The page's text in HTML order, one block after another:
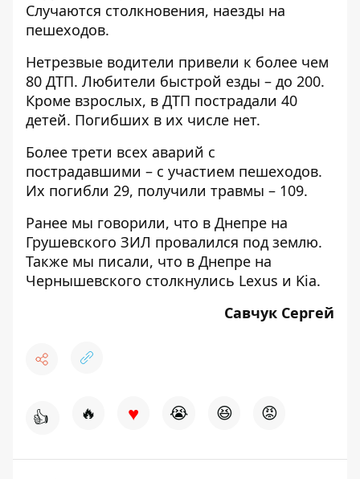
Случаются столкновения, наезды на
пешеходов.
Нетрезвые водители привели к более чем
80 ДТП. Любители быстрой езды – до 200.
Кроме взрослых, в ДТП пострадали 40
детей. Погибших в их числе нет.
Более трети всех аварий с
пострадавшими – с участием пешеходов.
Их погибли 29, получили травмы – 109.
Ранее мы говорили, что в Днепре на
Грушевского ЗИЛ провалился под землю.
Также мы писали, что в Днепре на
Чернышевского столкнулись Lexus и Kia.
Савчук Сергей
👍 🔥 ♥ 😭 😆 😡